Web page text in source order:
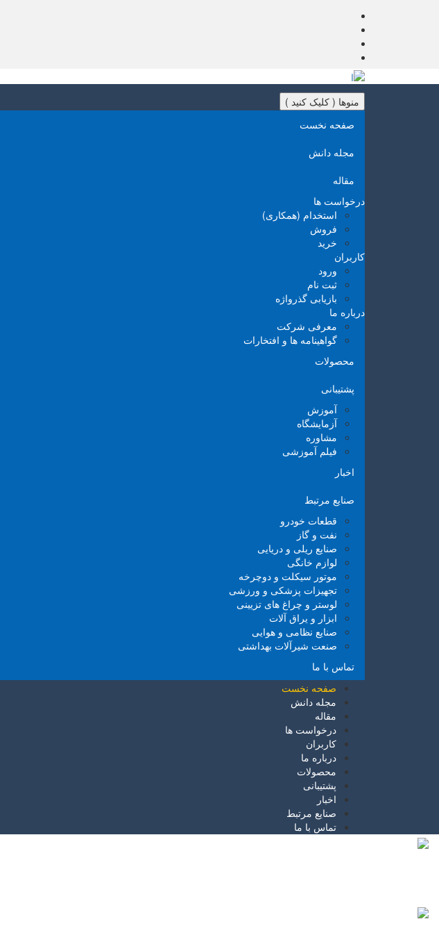
منوها ( کلیک کنید )
صفحه نخست
مجله دانش
مقاله
درخواست ها
استخدام (همکاری)
فروش
خرید
کاربران
ورود
ثبت نام
بازیابی گذرواژه
درباره ما
معرفی شرکت
گواهینامه ها و افتخارات
محصولات
پشتیبانی
آموزش
آزمایشگاه
مشاوره
فیلم آموزشی
اخبار
صنایع مرتبط
قطعات خودرو
نفت و گاز
صنایع ریلی و دریایی
لوازم خانگی
موتور سیکلت و دوچرخه
تجهیزات پزشکی و ورزشی
لوستر و چراغ های تزیینی
ابزار و یراق آلات
صنایع نظامی و هوایی
صنعت شیرآلات بهداشتی
تماس با ما
صفحه نخست
مجله دانش
مقاله
درخواست ها
کاربران
درباره ما
محصولات
پشتیبانی
اخبار
صنایع مرتبط
تماس با ما